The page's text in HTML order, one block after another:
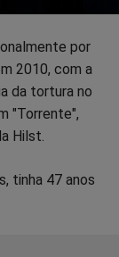
por
2010, com a
da tortura no
"Torrente",
Hilst.
tinha 47 anos